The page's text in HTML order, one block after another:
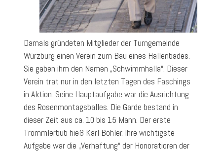
Damals gründeten Mitglieder der Turngemeinde
Würzburg einen Verein zum Bau eines Hallenbades.
Sie gaben ihm den Namen „Schwimmhalla“. Dieser
Verein trat nur in den letzten Tagen des Faschings
in Aktion. Seine Hauptaufgabe war die Ausrichtung
des Rosenmontagsballes. Die Garde bestand in
dieser Zeit aus ca. 10 bis 15 Mann. Der erste
Trommlerbub hieß Karl Böhler. Ihre wichtigste
Aufgabe war die „Verhaftung“ der Honoratioren der